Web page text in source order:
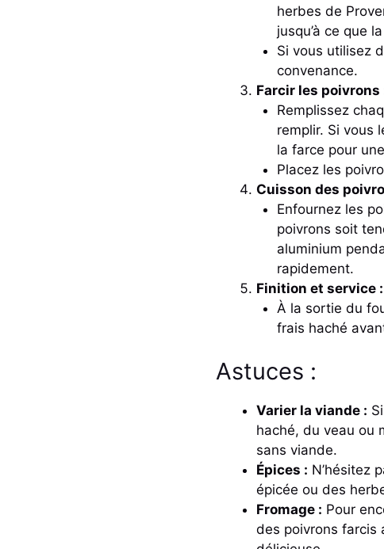
herbes de
jusqu’à ce que
Si vous utilisez
convenance.
Farcir les poivrons
Remplissez
remplir. Si vous
la farce pour
Placez les
Cuisson des
Enfournez les
poivrons soit
aluminium
rapidement.
Finition et service :
À la sortie du
frais haché
Astuces :
Varier la viande :
haché, du veau ou
sans viande.
Épices : N’hésitez
épicée ou des
Fromage : Pour
des poivrons farcis